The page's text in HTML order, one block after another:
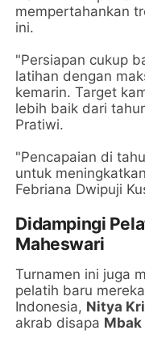
mempertahankan
ini.
"Persiapan cukup
latihan dengan
kemarin. Target
lebih baik dari
Pratiwi.
"Pencapaian di
untuk
Febriana Dwipuji
Didampingi
Maheswari
Turnamen ini juga
pelatih baru
Indonesia, Nitya
akrab disapa